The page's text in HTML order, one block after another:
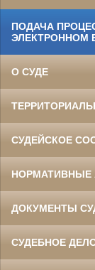
ПОДАЧА
ЭЛЕКТРОННОМ
О СУДЕ
СУДЕЙСКОЕ
НОРМАТИВНЫЕ
ДОКУМЕНТЫ
СУДЕБНОЕ